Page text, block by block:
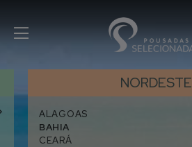
NORDESTE
ALAGOAS
BAHIA
CEARÁ